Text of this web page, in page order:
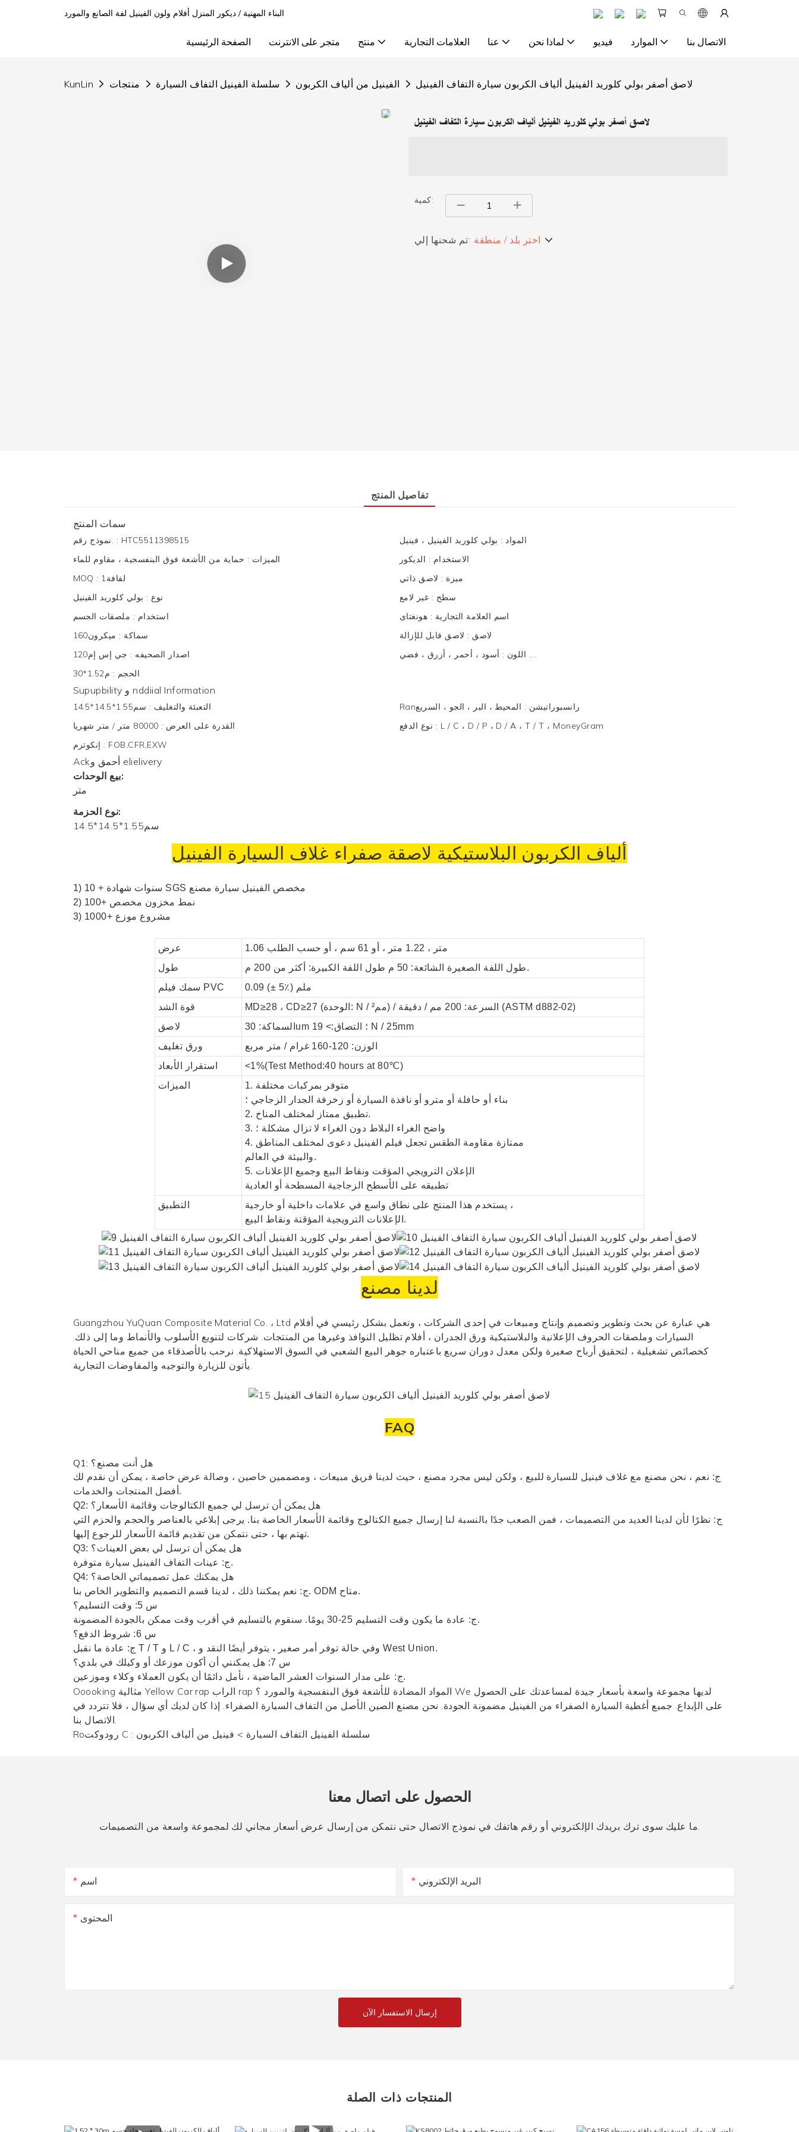
البناء المهنية / ديكور المنزل أفلام ولون الفينيل لفة الصانع والمورد
الصفحة الرئيسية متجر على الانترنت منتج العلامات التجارية عنا لماذا نحن فيديو الموارد الاتصال بنا
KunLin منتجات سلسلة الفينيل التفاف السيارة الفينيل من ألياف الكربون لاصق أصفر بولي كلوريد الفينيل ألياف الكربون سيارة التفاف الفينيل
لاصق أصفر بولي كلوريد الفينيل ألياف الكربون سيارة التفاف الفينيل
كمية:
تم شحنها إلي: اختر بلد / منطقة
تفاصيل المنتج
سمات المنتج
نموذج رقم. : HTC5511398515 المواد : بولي كلوريد الفينيل ، فينيل
الميزات : حماية من الأشعة فوق البنفسجية ، مقاوم للماء الاستخدام : الديكور
MOQ : لفافة1 ميزة : لاصق ذاتي
نوع : بولي كلوريد الفينيل سطح : غير لامع
استخدام : ملصقات الجسم اسم العلامة التجارية : هونغتاى
سماكة : ميكرون160 لاصق : لاصق قابل للإزالة
اصدار الصحيفه : جي إس إم120 اللون :
أسود ، أحمر ، أزرق ، فضي ....
الحجم : م1.52*30
Supupbility و nddiial Information
التعبئة والتغليف : سم1.55*14.5*14.5 Ranرانسبوراتيشن : المحيط ، البر ، الجو ، السريع
القدرة على العرض : 80000 متر / متر شهريا : L / C ، D / P ، D / A ، T / T ، MoneyGram
: FOB,CFR,EXW
Ackأحمق و elielivery
بيع الوحدات:
متر
نوع الحزمة:
سم1.55*14.5*14.5
ألياف الكربون البلاستيكية لاصقة صفراء غلاف السيارة الفينيل
1) 10 + سنوات شهادة SGS مخصص الفينيل سيارة مصنع
2) 100+ نمط مخزون مخصص
3) 1000+ مشروع موزع
عرض
1.06 متر ، 1.22 متر ، أو 61 سم ، أو حسب الطلب
طول
طول اللفة الصغيرة الشائعة: 50 م طول اللفة الكبيرة: أكثر من 200 م.
سمك فيلم PVC
0.09 (± 5٪) ملم
قوة الشد
MD≥28 ، CD≥27 (الوحدة: N / مم²) / السرعة: 200 مم / دقيقة (ASTM d882-02)
لاصق
السماكة: 30um ؛ التصاق:> 19 N / 25mm
ورق تغليف
الوزن: 120-160 غرام / متر مربع
استقرار الأبعاد
<1%(Test Method:40 hours at 80℃)
الميزات
1. متوفر بمركبات مختلفة
بناء أو حافلة أو مترو أو نافذة السيارة أو زخرفة الجدار الزجاجي ؛
2. تطبيق ممتاز لمختلف المناخ.
3. واضح الغراء البلاط دون الغراء لا تزال مشكلة ؛
4. ممتازة مقاومة الطقس تجعل فيلم الفينيل دعوى لمختلف المناطق
والبيئة في العالم.
5. الإعلان الترويجي المؤقت ونقاط البيع وجميع الإعلانات
تطبيقه على الأسطح الزجاجية المسطحة أو العادية
التطبيق
يستخدم هذا المنتج على نطاق واسع في علامات داخلية أو خارجية ،
الإعلانات الترويجية المؤقتة ونقاط البيع.
لدينا مصنع
Guangzhou YuQuan Composite Material Co. ، Ltd هي عبارة عن بحث وتطوير وتصميم وإنتاج ومبيعات في إحدى الشركات ، وتعمل بشكل رئيسي في أفلام
السيارات وملصقات الحروف الإعلانية والبلاستيكية ورق الجدران ، أفلام تظليل النوافذ وغيرها من المنتجات. شركات لتنويع الأسلوب والأنماط وما إلى ذلك.
كخصائص تشغيلية ، لتحقيق أرباح صغيرة ولكن معدل دوران سريع باعتباره جوهر البيع الشعبي في السوق الاستهلاكية. نرحب بالأصدقاء من جميع مناحي الحياة
يأتون للزيارة والتوجيه والمفاوضات التجارية.
FAQ
Q1: هل أنت مصنع؟
ج: نعم ، نحن مصنع مع غلاف فينيل للسيارة للبيع ، ولكن ليس مجرد مصنع ، حيث لدينا فريق مبيعات ، ومصممين خاصين ، وصالة عرض خاصة ، يمكن أن نقدم لك
أفضل المنتجات والخدمات.
Q2: هل يمكن أن ترسل لي جميع الكتالوجات وقائمة الأسعار؟
ج: نظرًا لأن لدينا العديد من التصميمات ، فمن الصعب جدًا بالنسبة لنا إرسال جميع الكتالوج وقائمة الأسعار الخاصة بنا. يرجى إبلاغي بالعناصر والحجم والحزم التي
تهتم بها ، حتى نتمكن من تقديم قائمة الأسعار للرجوع إليها.
Q3: هل يمكن أن ترسل لي بعض العينات؟
ج: عينات التفاف الفينيل سيارة متوفرة.
Q4: هل يمكنك عمل تصميماتي الخاصة؟
ج: نعم يمكننا ذلك ، لدينا قسم التصميم والتطوير الخاص بنا. ODM متاح.
س 5: وقت التسليم؟
ج: عادة ما يكون وقت التسليم 25-30 يومًا. سنقوم بالتسليم في أقرب وقت ممكن بالجودة المضمونة.
س 6: شروط الدفع؟
ج: عادة ما نقبل T / T و L / C ، وفي حالة توفر أمر صغير ، يتوفر أيضًا النقد و West Union.
س 7: هل يمكنني أن أكون موزعك أو وكيلك في بلدي؟
ج: على مدار السنوات العشر الماضية ، نأمل دائمًا أن يكون العملاء وكلاء وموزعين.
Ooooking مثالية Yellow Car rap الراب rap المواد المضادة للأشعة فوق البنفسجية والمورد ؟ We لديها مجموعة واسعة بأسعار جيدة لمساعدتك على الحصول
على الإبداع. جميع أغطية السيارة الصفراء من الفينيل مضمونة الجودة. نحن مصنع الصين الأصل من التفاف السيارة الصفراء. إذا كان لديك أي سؤال ، فلا تتردد في
الاتصال بنا.
Roرودوكت C :
سلسلة الفينيل التفاف السيارة > فينيل من ألياف الكربون
الحصول على اتصال معنا
ما عليك سوى ترك بريدك الإلكتروني أو رقم هاتفك في نموذج الاتصال حتى نتمكن من إرسال عرض أسعار مجاني لك لمجموعة واسعة من التصميمات.
اسم البريد الإلكتروني
المحتوى
إرسال الاستفسار الآن
المنتجات ذات الصلة